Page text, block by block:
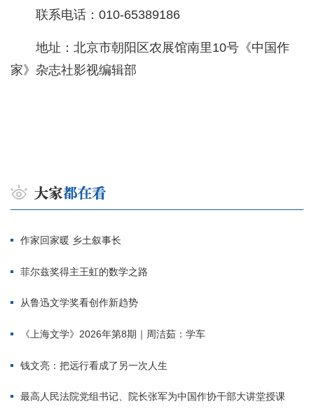
联系电话：010-65389186
地址：北京市朝阳区农展馆南里10号《中国作
家》杂志社影视编辑部
作家回家暖 乡土叙事长
菲尔兹奖得主王虹的数学之路
从鲁迅文学奖看创作新趋势
《上海文学》2026年第8期｜周洁茹：学车
钱文亮：把远行看成了另一次人生
最高人民法院党组书记、院长张军为中国作协干部大讲堂授课